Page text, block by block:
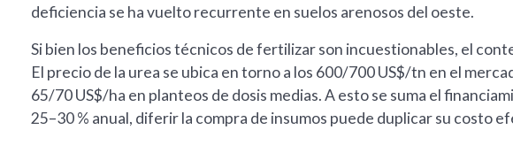
deficiencia se ha vuelto recurrente en suelos arenosos del oeste.
Si bien los beneficios técnicos de fertilizar son incuestionables, el
El precio de la urea se ubica en torno a los 600/700 US$/tn en el
65/70 US$/ha en planteos de dosis medias. A esto se suma el
25–30 % anual, diferir la compra de insumos puede duplicar su costo